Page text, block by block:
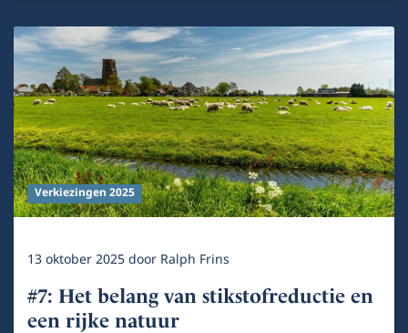
Verkiezingen 2025
13 oktober 2025door Ralph Frins
#7: Het belang van stikstofreductie en
een rijke natuur